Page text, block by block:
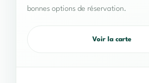
bonnes options de réservation.
Voir la carte